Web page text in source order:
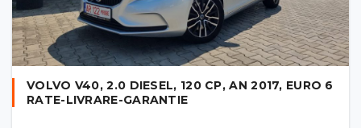
VOLVO V40, 2.0 DIESEL, 120 CP, AN 2017, EURO 6
RATE-LIVRARE-GARANTIE